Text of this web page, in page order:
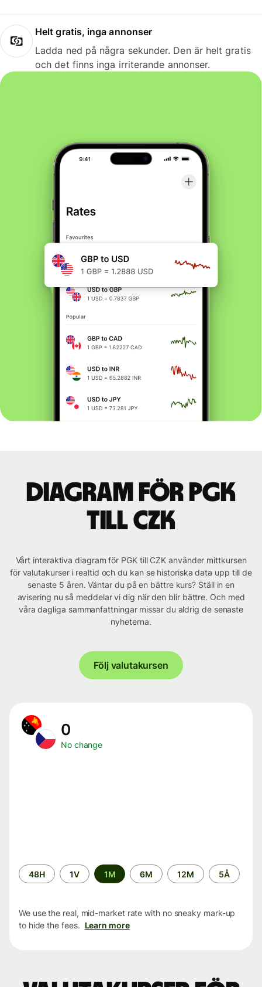
Helt gratis, inga annonser
Ladda ned på några sekunder. Den är helt gratis
och det finns inga irriterande annonser.
Diagram för PGK
till CZK
Vårt interaktiva diagram för PGK till CZK använder mittkursen
för valutakurser i realtid och du kan se historiska data upp till de
senaste 5 åren. Väntar du på en bättre kurs? Ställ in en
avisering nu så meddelar vi dig när den blir bättre. Och med
våra dagliga sammanfattningar missar du aldrig de senaste
nyheterna.
Följ valutakursen
0
No change
Time
period
48H 1V 1M 6M 12M 5Å
We use the real, mid-market rate with no sneaky mark-up
to hide the fees. Learn more